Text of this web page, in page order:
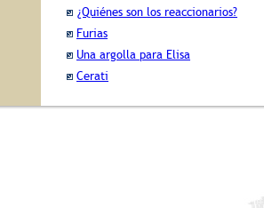
¿Quiénes son los reaccionarios?
Furias
Una argolla para Elisa
Cerati